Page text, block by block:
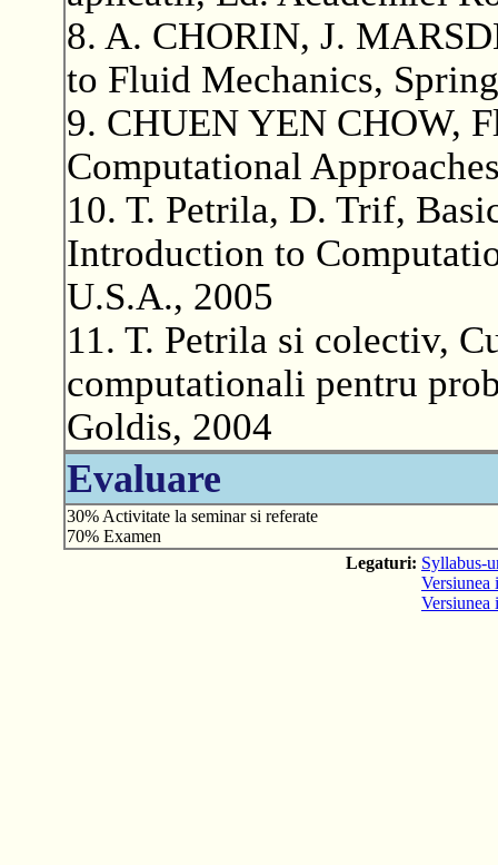
8. A. CHORIN, J.
to Fluid Mechanics,
9. CHUEN YEN CHOW,
Computational
10. T. Petrila, D. Trif,
Introduction to
U.S.A., 2005
11. T. Petrila si colectiv,
computationali pentru
Goldis, 2004
Evaluare
30% Activitate la seminar si referate
70% Examen
Legaturi: Syllabus-
Versiunea